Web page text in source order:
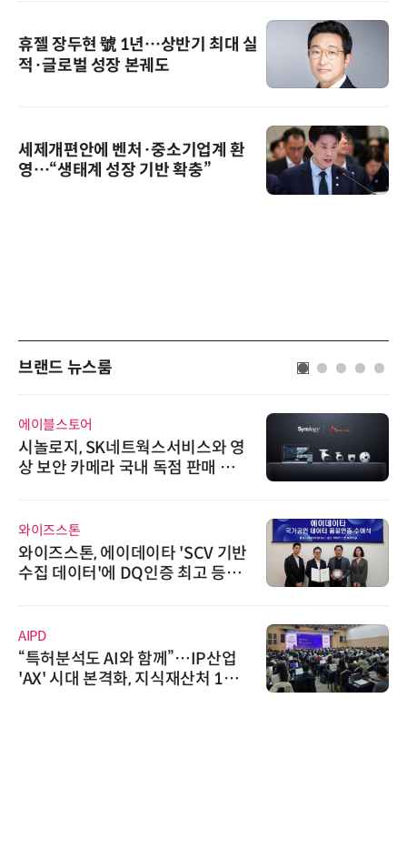
휴젤 장두현 號 1년…상반기 최대 실
적·글로벌 성장 본궤도
세제개편안에 벤처·중소기업계 환
영…“생태계 성장 기반 확충”
브랜드 뉴스룸
에이블스토어
시놀로지, SK네트웍스서비스와 영
상 보안 카메라 국내 독점 판매 파
와이즈스톤
와이즈스톤, 에이데이타 'SCV 기반
수집 데이터'에 DQ인증 최고 등급
AIPD
“특허분석도 AI와 함께”…IP산업
'AX' 시대 본격화, 지식재산처 1호